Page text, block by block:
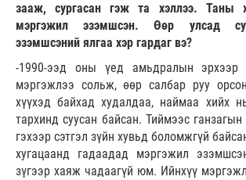
зааж, сургасан гэж та хэллээ. Таны
мэргэжил эзэмшсэн. Өөр улсад
эзэмшсэний ялгаа хэр гардаг вэ?
-1990-ээд оны үед амьдралын
мэргэжлээ сольж, өөр салбар руу
хүүхэд байхад худалдаа, наймаа хийх
тархинд суусан байсан. Тиймээс
гэхээр сэтгэл зүйн хувьд боломжгүй
хугацаанд гадаадад мэргэжил
зүгээр хаяж чадаагүй юм. Ийнхүү